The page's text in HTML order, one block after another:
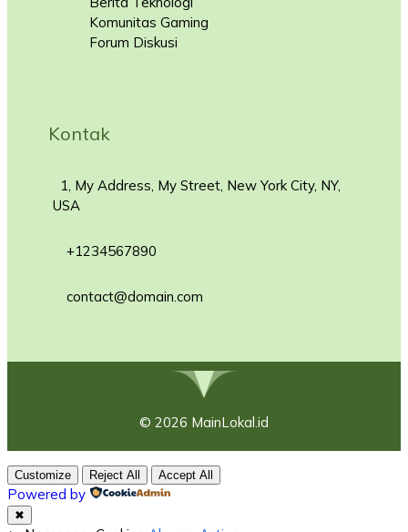
Komunitas Gaming
Forum Diskusi
Kontak
1, My Address, My Street, New York City, NY,
USA
+1234567890
contact@domain.com
© 2026 MainLokal.id
Customize Reject All Accept All
Powered by
✖